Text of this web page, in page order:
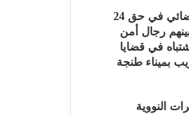
فتح بحث قضائي في حق 24
رجال أمن
في قضايا
بميناء طنجة
النووية